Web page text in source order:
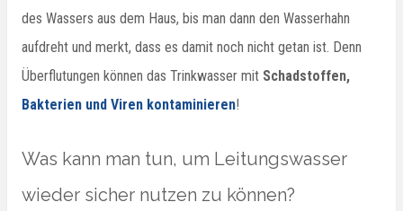
des Wassers aus dem Haus, bis man dann den Wasserhahn
aufdreht und merkt, dass es damit noch nicht getan ist. Denn
Überflutungen können das Trinkwasser mit Schadstoffen,
Bakterien und Viren kontaminieren!
Was kann man tun, um Leitungswasser
wieder sicher nutzen zu können?